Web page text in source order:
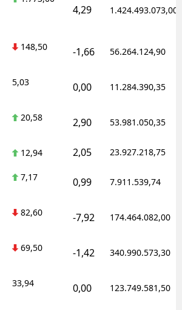
4,29 1.424.493.073,00
148,50 -1,66 56.264.124,90
5,03 0,00 11.284.390,35
20,58 2,90 53.981.050,35
12,94 2,05 23.927.218,75
7,17 0,99 7.911.539,74
82,60 -7,92 174.464.082,00
69,50 -1,42 340.990.573,30
33,94 0,00 123.749.581,50